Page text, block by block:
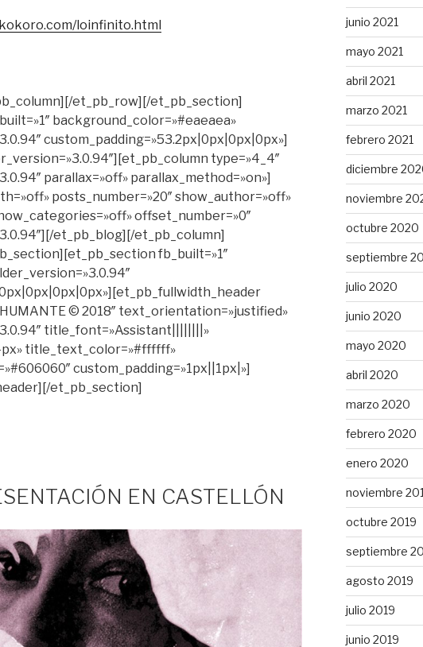
loinfinito.html
et_pb_row][/et_pb_section]
background_color=»#eaeaea»
custom_padding=»53.2px|0px|0px|0px»]
type=»4_4″
parallax=»off» parallax_method=»on»]
posts_number=»20″ show_author=»off»
offset_number=»0″
et_pb_blog][/et_pb_column]
fb_built=»1″
© 2018″ text_orientation=»justified»
title_font=»Assistant||||||||»
title_text_color=»#ffffff»
custom_padding=»1px||1px|»]
et_pb_section]
EN CASTELLÓN
junio 2021
mayo 2021
abril 2021
marzo 2021
febrero 2021
diciembre
noviembre
octubre 2020
septiembre
julio 2020
junio 2020
mayo 2020
abril 2020
marzo 2020
febrero 2020
enero 2020
noviembre
octubre 2019
septiembre
agosto 2019
julio 2019
junio 2019